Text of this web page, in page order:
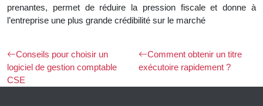
prenantes, permet de réduire la pression fiscale et donne à
l’entreprise une plus grande crédibilité sur le marché
Conseils pour choisir un
logiciel de gestion comptable
CSE
Comment obtenir un titre
exécutoire rapidement ?